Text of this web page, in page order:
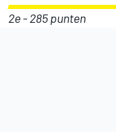
2e - 285 punten